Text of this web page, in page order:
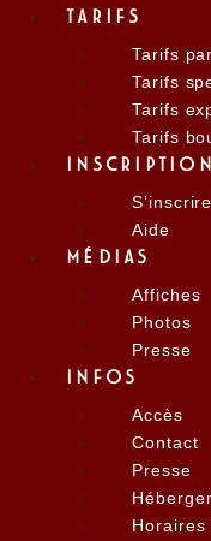
TARIFS
Tarifs
Tarifs
Tarifs
Tarifs
S’inscrire
Aide
MÉDIAS
Affiches
Photos
Presse
INFOS
Accès
Contact
Presse
Horaires